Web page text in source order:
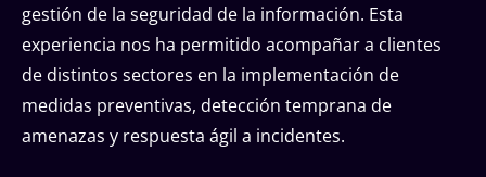
gestión de la seguridad de la información. Esta
experiencia nos ha permitido acompañar a clientes
de distintos sectores en la implementación de
medidas preventivas, detección temprana de
amenazas y respuesta ágil a incidentes.